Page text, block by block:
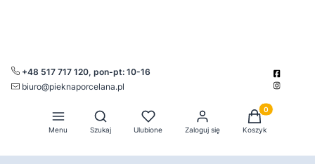
+48 517 717 120, pon-pt: 10-16
biuro@pieknaporcelana.pl
Menu
Otwórz wyszukiwarkę
Szukaj Ulubione Zaloguj się
Produkty w
Koszyk